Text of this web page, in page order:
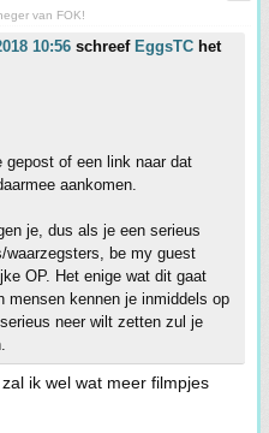
van FOK!
10:56 schreef EggsTC het
gepost of een link naar dat
aankomen.
je, dus als je een serieus
waarzegsters, be my guest
OP. Het enige wat dit gaat
mensen kennen je inmiddels op
neer wilt zetten zul je
ik wel wat meer filmpjes